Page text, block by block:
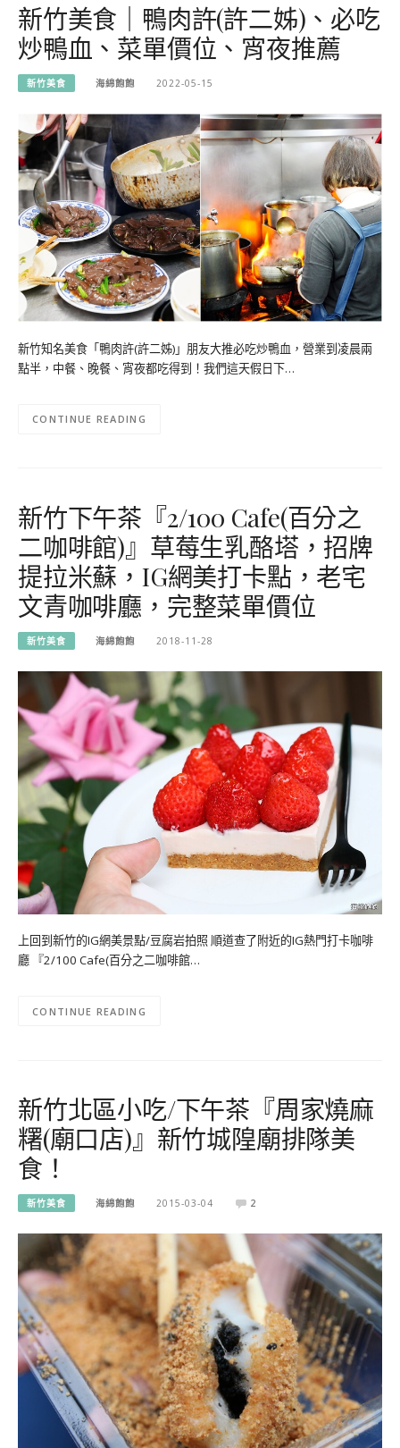
新竹美食｜鴨肉許(許二姊)、必吃
炒鴨血、菜單價位、宵夜推薦
新竹美食 海綿飽飽 2022-05-15
新竹知名美食「鴨肉許(許二姊)」朋友大推必吃炒鴨血，營業到凌晨兩
點半，中餐、晚餐、宵夜都吃得到！我們這天假日下…
CONTINUE READING
新竹下午茶『2/100 Cafe(百分之
二咖啡館)』草莓生乳酪塔，招牌
提拉米蘇，IG網美打卡點，老宅
文青咖啡廳，完整菜單價位
新竹美食 海綿飽飽 2018-11-28
上回到新竹的IG網美景點/豆腐岩拍照 順道查了附近的IG熱門打卡咖啡
廳 『2/100 Cafe(百分之二咖啡館…
CONTINUE READING
新竹北區小吃/下午茶『周家燒麻
糬(廟口店)』新竹城隍廟排隊美
食！
新竹美食 海綿飽飽 2015-03-04 2